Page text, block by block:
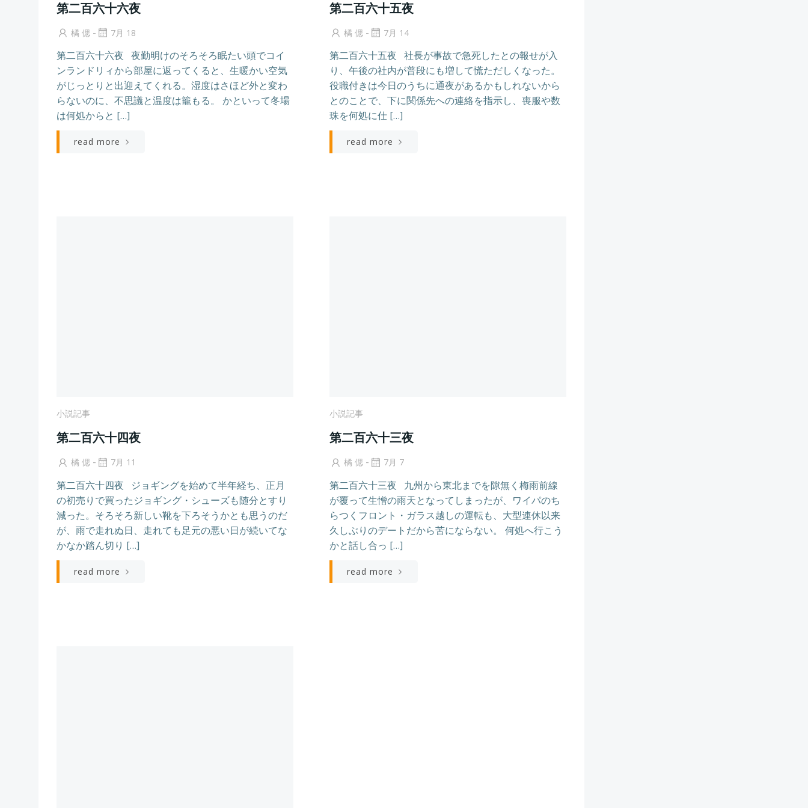
第二百六十六夜
橘 偲 - 7月 18
第二百六十六夜 夜勤明けのそろそろ眠たい頭でコイ
ンランドリィから部屋に返ってくると、生暖かい空気
がじっとりと出迎えてくれる。湿度はさほど外と変わ
らないのに、不思議と温度は籠もる。 かといって冬場
は何処からと […]
read more
第二百六十五夜
橘 偲 - 7月 14
第二百六十五夜 社長が事故で急死したとの報せが入
り、午後の社内が普段にも増して慌ただしくなった。
役職付きは今日のうちに通夜があるかもしれないから
とのことで、下に関係先への連絡を指示し、喪服や数
珠を何処に仕 […]
read more
小説記事
第二百六十四夜
橘 偲 - 7月 11
第二百六十四夜 ジョギングを始めて半年経ち、正月
の初売りで買ったジョギング・シューズも随分とすり
減った。そろそろ新しい靴を下ろそうかとも思うのだ
が、雨で走れぬ日、走れても足元の悪い日が続いてな
かなか踏ん切り […]
read more
小説記事
第二百六十三夜
橘 偲 - 7月 7
第二百六十三夜 九州から東北までを隙無く梅雨前線
が覆って生憎の雨天となってしまったが、ワイパのち
らつくフロント・ガラス越しの運転も、大型連休以来
久しぶりのデートだから苦にならない。 何処へ行こう
かと話し合っ […]
read more